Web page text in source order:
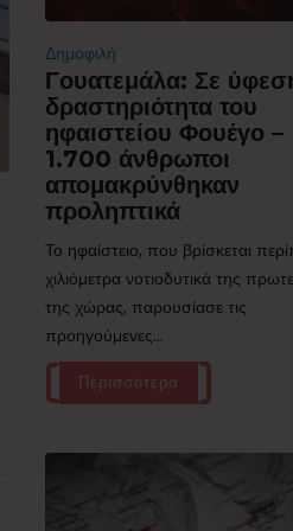
Δημοφιλή
Γουατεμάλα: Σε
δραστηριότητα του
ηφαιστείου Φουέγο –
1.700 άνθρωποι
απομακρύνθηκαν
προληπτικά
Το ηφαίστειο, που βρίσκεται
χιλιόμετρα νοτιοδυτικά της
της χώρας, παρουσίασε τις
προηγούμενες...
Περισσότερα